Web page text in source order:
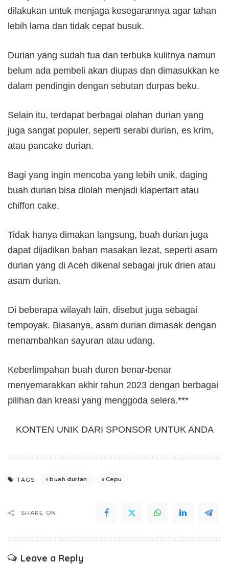
dilakukan untuk menjaga kesegarannya agar tahan
lebih lama dan tidak cepat busuk.
Durian yang sudah tua dan terbuka kulitnya namun
belum ada pembeli akan diupas dan dimasukkan ke
dalam pendingin dengan sebutan durpas beku.
Selain itu, terdapat berbagai olahan durian yang
juga sangat populer, seperti serabi durian, es krim,
atau pancake durian.
Bagi yang ingin mencoba yang lebih unik, daging
buah durian bisa diolah menjadi klapertart atau
chiffon cake.
Tidak hanya dimakan langsung, buah durian juga
dapat dijadikan bahan masakan lezat, seperti asam
durian yang di Aceh dikenal sebagai jruk drien atau
asam durian.
Di beberapa wilayah lain, disebut juga sebagai
tempoyak. Biasanya, asam durian dimasak dengan
menambahkan sayuran atau udang.
Keberlimpahan buah duren benar-benar
menyemarakkan akhir tahun 2023 dengan berbagai
pilihan dan kreasi yang menggoda selera.***
KONTEN UNIK DARI SPONSOR UNTUK ANDA
TAGS: buah durian Cepu
SHARE ON
Leave a Reply